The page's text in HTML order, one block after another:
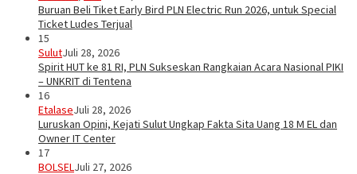
Buruan Beli Tiket Early Bird PLN Electric Run 2026, untuk Special
Ticket Ludes Terjual
15
SulutJuli 28, 2026
Spirit HUT ke 81 RI, PLN Sukseskan Rangkaian Acara Nasional PIKI
– UNKRIT di Tentena
16
EtalaseJuli 28, 2026
Luruskan Opini, Kejati Sulut Ungkap Fakta Sita Uang 18 M EL dan
Owner IT Center
17
BOLSELJuli 27, 2026